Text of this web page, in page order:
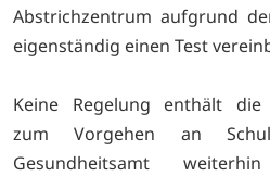
Abstrichzentrum aufgrund
eigenständig einen Test
Keine Regelung enthält die
zum Vorgehen an
Gesundheitsamt